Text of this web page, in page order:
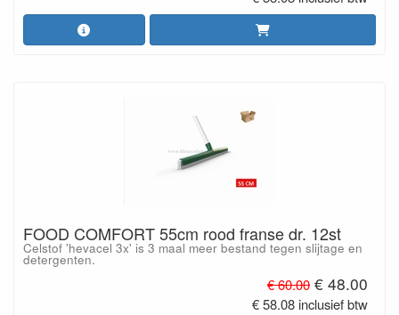
FOOD COMFORT 55cm rood franse dr. 12st
Celstof 'hevacel 3x' is 3 maal meer bestand tegen slijtage en
detergenten.
€ 60.00 € 48.00
€ 58.08 inclusief btw